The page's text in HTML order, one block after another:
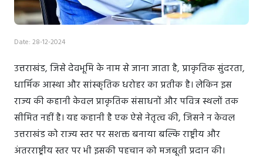
Date: 28-12-2024
उत्तराखंड, जिसे देवभूमि के नाम से जाना जाता है, प्राकृतिक सुंदरता,
धार्मिक आस्था और सांस्कृतिक धरोहर का प्रतीक है। लेकिन इस
राज्य की कहानी केवल प्राकृतिक संसाधनों और पवित्र स्थलों तक
सीमित नहीं है। यह कहानी है एक ऐसे नेतृत्व की, जिसने न केवल
उत्तराखंड को राज्य स्तर पर सशक्त बनाया बल्कि राष्ट्रीय और
अंतरराष्ट्रीय स्तर पर भी इसकी पहचान को मजबूती प्रदान की।